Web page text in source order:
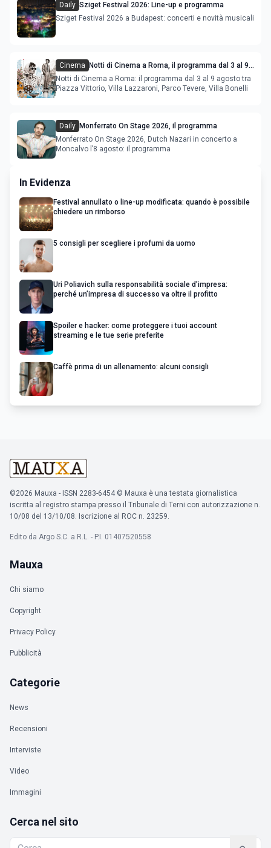
Daily Sziget Festival 2026: Line-up e programma
Sziget Festival 2026 a Budapest: concerti e novità musicali
Cinema
Notti di Cinema a Roma, il programma dal 3 al 9
agosto
Notti di Cinema a Roma: il programma dal 3 al 9 agosto tra
Piazza Vittorio, Villa Lazzaroni, Parco Tevere, Villa Bonelli
Daily Monferrato On Stage 2026, il programma
Monferrato On Stage 2026, Dutch Nazari in concerto a
Moncalvo l’8 agosto: il programma
In Evidenza
Festival annullato o line-up modificata: quando è possibile
chiedere un rimborso
5 consigli per scegliere i profumi da uomo
Uri Poliavich sulla responsabilità sociale d’impresa:
perché un’impresa di successo va oltre il profitto
Spoiler e hacker: come proteggere i tuoi account
streaming e le tue serie preferite
Caffè prima di un allenamento: alcuni consigli
©2026 Mauxa - ISSN 2283-6454 © Mauxa è una testata giornalistica
iscritta al registro stampa presso il Tribunale di Terni con autorizzazione n.
10/08 del 13/10/08. Iscrizione al ROC n. 23259.
Edito da Argo S.C. a R.L. - P.I. 01407520558
Mauxa
Chi siamo
Copyright
Privacy Policy
Pubblicità
Categorie
News
Recensioni
Interviste
Video
Immagini
Cerca nel sito